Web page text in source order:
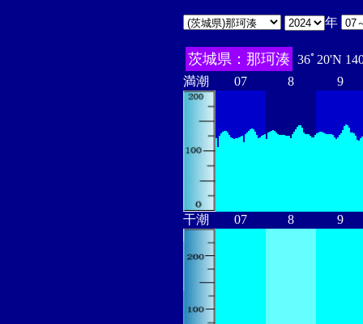
年
茨城県：那珂湊 36ﾟ20'N
満潮
07 8 9
干潮 07 8 9